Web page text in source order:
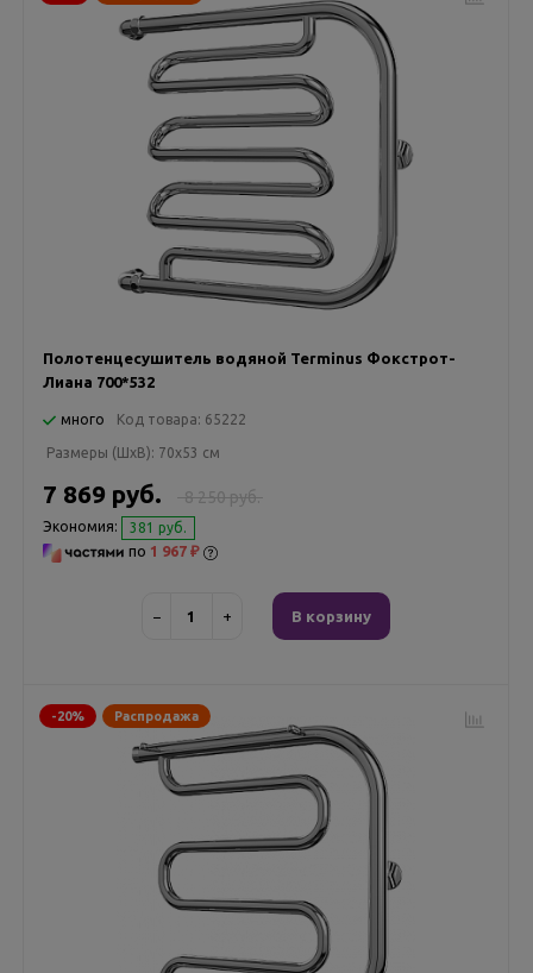
Полотенцесушитель водяной Terminus Фокстрот-
Лиана 700*532
много Код товара: 65222
Размеры (ШxВ): 70x53 см
8 250 руб.
7 869 руб.
Экономия: 381 руб.
по 1 967 ₽
− + В корзину
-20% Распродажа